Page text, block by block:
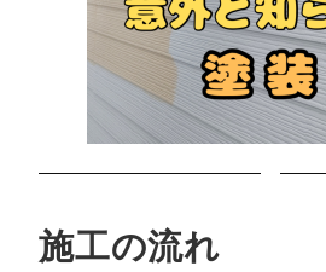
施工の流れ